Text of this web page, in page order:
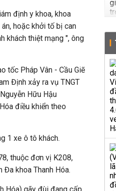
định y khoa, khoa
hoặc khởi tố bị can
khách thiệt mạng ", ông
tốc Pháp Vân - Cầu Giẽ
Định xảy ra vụ TNGT
Hữu Hậu
điều khiển theo
1 xe ô tô khách.
thuộc đơn vị K208,
Đa khoa Thanh Hóa.